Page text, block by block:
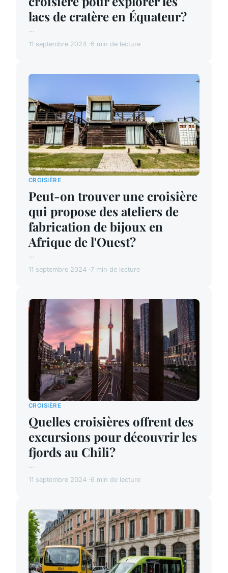
lacs de cratère en Équateur?
...
11 septembre 2024 6 min de lecture
CROISIÈRE
Peut-on trouver une croisière
qui propose des ateliers de
fabrication de bijoux en
Afrique de l'Ouest?
...
11 septembre 2024 7 min de lecture
CROISIÈRE
Quelles croisières offrent des
excursions pour découvrir les
fjords au Chili?
...
11 septembre 2024 6 min de lecture